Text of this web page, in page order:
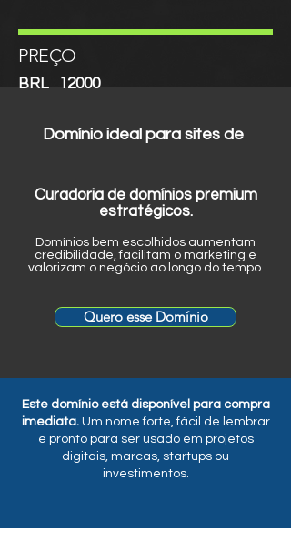
PREÇO
BRL 12000
Domínio ideal para sites de
Curadoria de domínios premium
estratégicos.
Domínios bem escolhidos aumentam
credibilidade, facilitam o marketing e
valorizam o negócio ao longo do tempo.
Quero esse Domínio
Este domínio está disponível para compra
imediata. Um nome forte, fácil de lembrar
e pronto para ser usado em projetos
digitais, marcas, startups ou
investimentos.